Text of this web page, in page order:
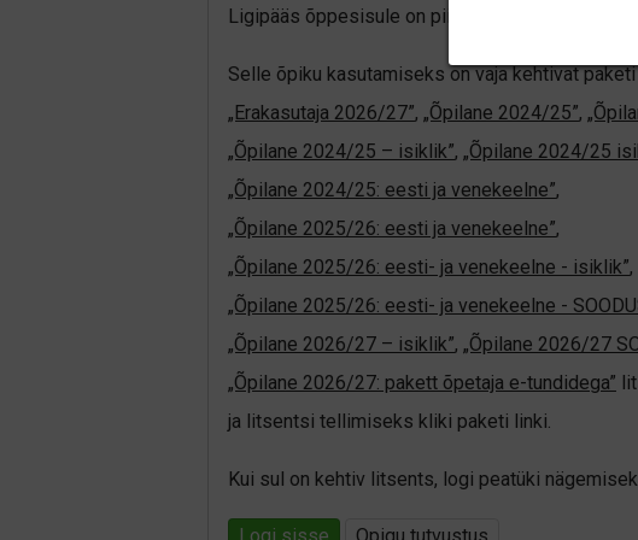
Ligipääs õppesisule on piiratud. Sa ei ole
Selle õpiku kasutamiseks on vaja kehtivat
„Erakasutaja 2026/27”, „Õpilane 2024/25”,
„Õpilane 2024/25 – isiklik”, „Õpilane 2024/25
„Õpilane 2024/25: eesti ja venekeelne”,
„Õpilane 2025/26: eesti ja venekeelne”,
„Õpilane 2025/26: eesti- ja venekeelne - isiklik”,
„Õpilane 2025/26: eesti- ja venekeelne -
„Õpilane 2026/27 – isiklik”, „Õpilane 2026/27
„Õpilane 2026/27: pakett õpetaja e-tundidega”
ja litsentsi tellimiseks kliki paketi linki.
Kui sul on kehtiv litsents, logi peatüki